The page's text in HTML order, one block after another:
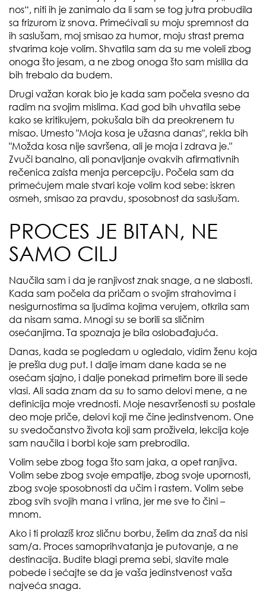
nos“, niti ih je zanimalo da li sam se tog jutra probudila
sa frizurom iz snova. Primećivali su moju spremnost da
ih saslušam, moj smisao za humor, moju strast prema
stvarima koje volim. Shvatila sam da su me voleli zbog
onoga što jesam, a ne zbog onoga što sam mislila da
bih trebalo da budem.
Drugi važan korak bio je kada sam počela svesno da
radim na svojim mislima. Kad god bih uhvatila sebe
kako se kritikujem, pokušala bih da preokrenem tu
misao. Umesto "Moja kosa je užasna danas", rekla bih
"Možda kosa nije savršena, ali je moja i zdrava je."
Zvuči banalno, ali ponavljanje ovakvih afirmativnih
rečenica zaista menja percepciju. Počela sam da
primećujem male stvari koje volim kod sebe: iskren
osmeh, smisao za pravdu, sposobnost da saslušam.
PROCES JE BITAN, NE
SAMO CILJ
Naučila sam i da je ranjivost znak snage, a ne slabosti.
Kada sam počela da pričam o svojim strahovima i
nesigurnostima sa ljudima kojima verujem, otkrila sam
da nisam sama. Mnogi su se borili sa sličnim
osećanjima. Ta spoznaja je bila oslobađajuća.
Danas, kada se pogledam u ogledalo, vidim ženu koja
je prešla dug put. I dalje imam dane kada se ne
osećam sjajno, i dalje ponekad primetim bore ili sede
vlasi. Ali sada znam da su to samo delovi mene, a ne
definicija moje vrednosti. Moje nesavršenosti su postale
deo moje priče, delovi koji me čine jedinstvenom. One
su svedočanstvo života koji sam proživela, lekcija koje
sam naučila i borbi koje sam prebrodila.
Volim sebe zbog toga što sam jaka, a opet ranjiva.
Volim sebe zbog svoje empatije, zbog svoje upornosti,
zbog svoje sposobnosti da učim i rastem. Volim sebe
zbog svih svojih mana i vrlina, jer me sve to čini –
mnom.
Ako i ti prolaziš kroz sličnu borbu, želim da znaš da nisi
sam/a. Proces samoprihvatanja je putovanje, a ne
destinacija. Budite blagi prema sebi, slavite male
pobede i sećajte se da je vaša jedinstvenost vaša
najveća snaga.